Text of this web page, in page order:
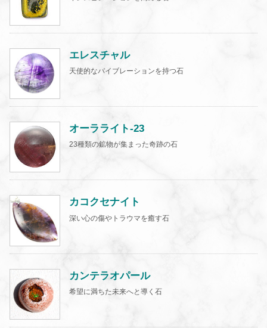
エレスチャル
天使的なバイブレーションを持つ石
オーラライト-23
23種類の鉱物が集まった奇跡の石
カコクセナイト
深い心の傷やトラウマを癒す石
カンテラオパール
希望に満ちた未来へと導く石